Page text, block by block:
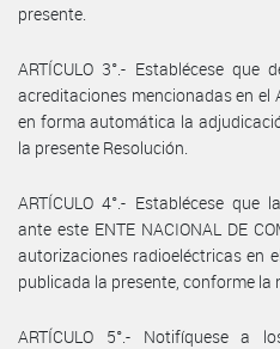
presente.
ARTÍCULO 3°.- Establécese
acreditaciones mencionadas en el
en forma automática la
la presente Resolución.
ARTÍCULO 4°.- Establécese
ante este ENTE NACIONAL DE
autorizaciones radioeléctricas en
publicada la presente, conforme la
ARTÍCULO 5°.- Notifíquese a